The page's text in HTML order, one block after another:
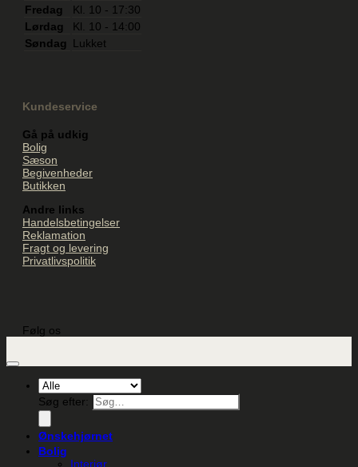
Fredag
Kl. 10 - 17:30
Lørdag
Kl. 10 - 14:00
Søndag
Lukket
Kundeservice
Gå på udkig
Bolig
Sæson
Begivenheder
Butikken
Andre links
Handelsbetingelser
Reklamation
Fragt og levering
Privatlivspolitik
Følg os
Søg efter:
Ønskehjørnet
Bolig
Interiør